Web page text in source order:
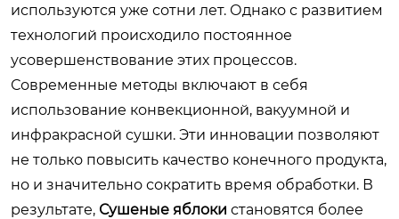
используются уже сотни лет. Однако с развитием
технологий происходило постоянное
усовершенствование этих процессов.
Современные методы включают в себя
использование конвекционной, вакуумной и
инфракрасной сушки. Эти инновации позволяют
не только повысить качество конечного продукта,
но и значительно сократить время обработки. В
результате, Сушеные яблоки становятся более